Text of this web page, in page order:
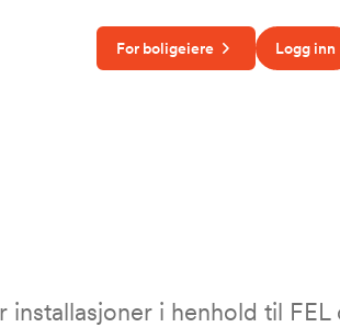
For boligeiere Logg inn
i henhold til FEL